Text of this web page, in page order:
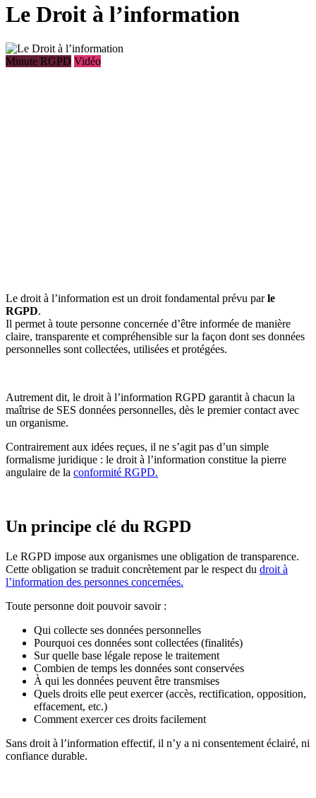
Le Droit à l’information
Minute RGPD Vidéo
Le droit à l’information est un droit fondamental prévu parle
RGPD.
Il permet à toute personne concernée d’être informée de manière
claire, transparente et compréhensible sur la façon dont ses données
personnelles sont collectées, utilisées et protégées.
Autrement dit, le droit à l’information RGPD garantit à chacun la
maîtrise de SES données personnelles, dès le premier contact avec
un organisme.
Contrairement aux idées reçues, il ne s’agit pas d’un simple
formalisme juridique : le droit à l’information constitue la pierre
angulaire de la conformité RGPD.
Un principe clé du RGPD
Le RGPD impose aux organismes une obligation de transparence.
Cette obligation se traduit concrètement par le respect du droit à
l’information des personnes concernées.
Toute personne doit pouvoir savoir :
Qui collecte ses données personnelles
Pourquoi ces données sont collectées (finalités)
Sur quelle base légale repose le traitement
Combien de temps les données sont conservées
À qui les données peuvent être transmises
Quels droits elle peut exercer (accès, rectification, opposition,
effacement, etc.)
Comment exercer ces droits facilement
Sans droit à l’information effectif, il n’y a ni consentement éclairé, ni
confiance durable.